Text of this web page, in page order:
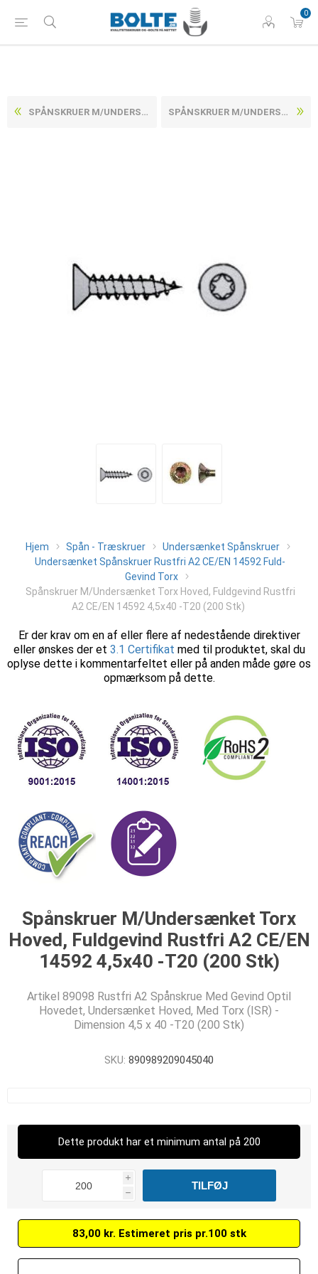
0
SPÅNSKRUER M/UNDERSÆNKET TORX HOVED, FULDGEVIND RUSTFRI A2 CE/EN 14592 4,5X35 -T20 (500 STK) SPÅNSKRUER M/UNDERSÆNKET TORX HOVED, FULDGEVIND RUSTFRI A2 CE/EN 14592 4,5X40 -T20 (500 STK)
Hjem Spån - Træskruer
Undersænket Spånskruer
Undersænket Spånskruer Rustfri A2 CE/EN 14592 Fuld-
Gevind Torx
Spånskruer M/Undersænket Torx Hoved, Fuldgevind Rustfri
A2 CE/EN 14592 4,5x40 -T20 (200 Stk)
Er der krav om en af eller flere af nedestående direktiver
eller ønskes der et 3.1 Certifikat med til produktet, skal du
oplyse dette i kommentarfeltet eller på anden måde gøre os
opmærksom på dette.
Spånskruer M/Undersænket Torx
Hoved, Fuldgevind Rustfri A2 CE/EN
14592 4,5x40 -T20 (200 Stk)
Artikel 89098 Rustfri A2 Spånskrue Med Gevind Optil
Hovedet, Undersænket Hoved, Med Torx (ISR) -
Dimension 4,5 x 40 -T20 (200 Stk)
SKU: 890989209045040
Dette produkt har et minimum antal på 200
i
h
83,00 kr. Estimeret pris pr.100 stk